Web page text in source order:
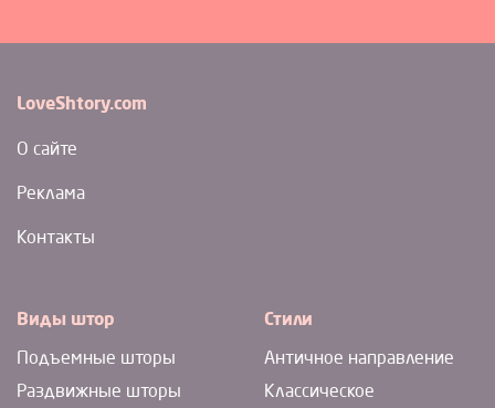
LoveShtory.com
О сайте
Реклама
Контакты
Виды штор
Подъемные шторы
Раздвижные шторы
Стили
Античное направление
Классическое